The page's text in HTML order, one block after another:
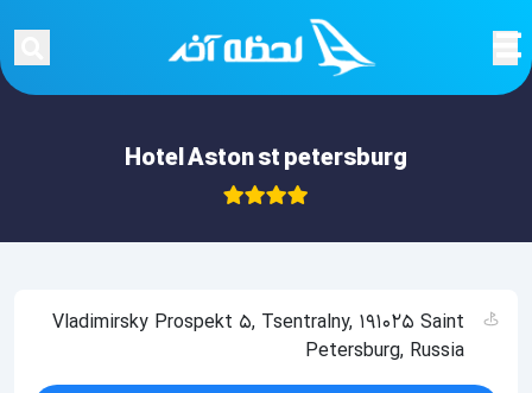
Hotel Aston st petersburg
Vladimirsky Prospekt 5, Tsentralny, 191025 Saint
Petersburg, Russia